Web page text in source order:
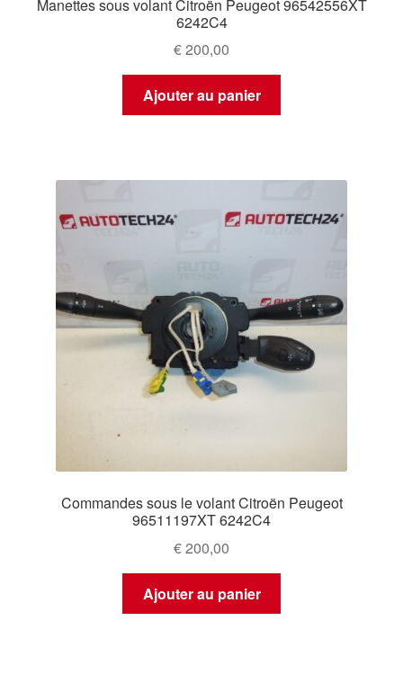
Manettes sous volant Citroën Peugeot 96542556XT
6242C4
€200,00
Ajouter au panier
Commandes sous le volant Citroën Peugeot
96511197XT 6242C4
€200,00
Ajouter au panier